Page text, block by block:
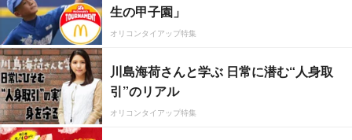
生の甲子園」
オリコンタイアップ特集
川島海荷さんと学ぶ 日常に潜む“人身取
引”のリアル
オリコンタイアップ特集